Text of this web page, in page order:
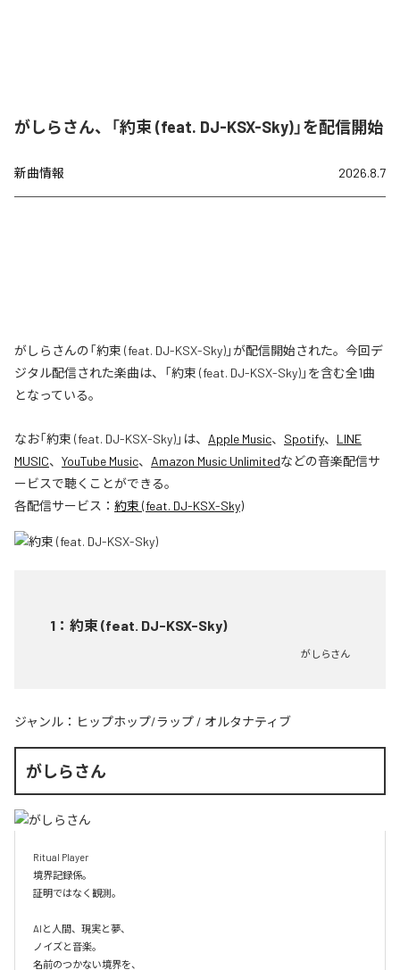
がしらさん、「約束 (feat. DJ-KSX-Sky)」を配信開始
新曲情報 2026.8.7
がしらさんの「約束 (feat. DJ-KSX-Sky)」が配信開始された。今回デ
ジタル配信された楽曲は、「約束 (feat. DJ-KSX-Sky)」を含む全1曲
となっている。
なお「約束 (feat. DJ-KSX-Sky)」は、 Apple Music、 Spotify、 LINE
MUSIC、 YouTube Music、 Amazon Music Unlimitedなどの音楽配信サ
ービスで聴くことができる。
各配信サービス： 約束 (feat. DJ-KSX-Sky)
1 ： 約束 (feat. DJ-KSX-Sky)
がしらさん
ジャンル： ヒップホップ/ラップ / オルタナティブ
がしらさん
Ritual Player
境界記録係。
証明ではなく観測。
AIと人間、現実と夢、
ノイズと音楽。
名前のつかない境界を、